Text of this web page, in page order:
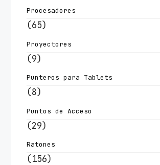
Procesadores
(65)
Proyectores
(9)
Punteros para Tablets
(8)
Puntos de Acceso
(29)
Ratones
(156)